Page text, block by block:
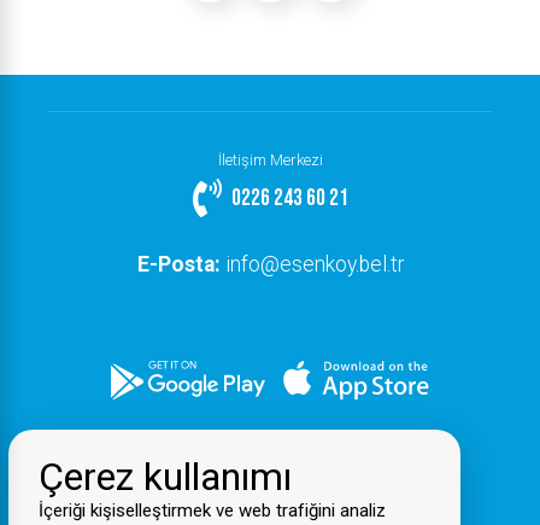
İletişim Merkezi
0226 243 60 21
E-Posta: info@esenkoy.bel.tr
Çerez kullanımı
İçeriği kişiselleştirmek ve web trafiğini analiz